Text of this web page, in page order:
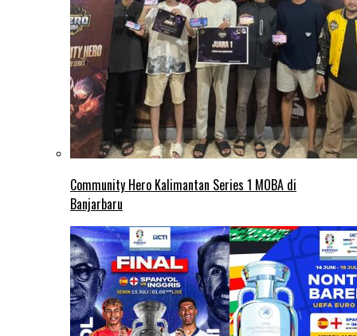
Community Hero Kalimantan Series 1 MOBA di
Banjarbaru